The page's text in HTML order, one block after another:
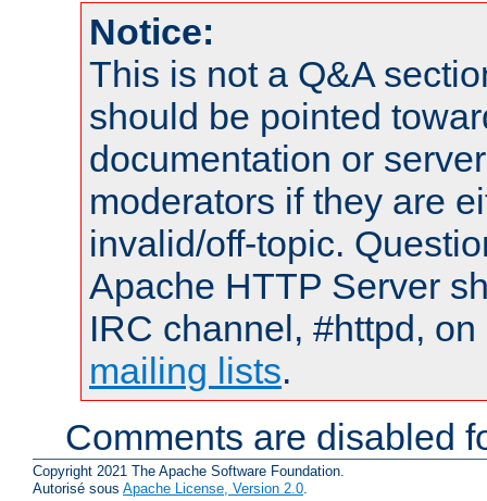
Notice:
This is not a Q&A
should be pointed
documentation or
moderators if they are
invalid/off-topic.
Apache HTTP Server
IRC channel, #httpd,
mailing lists.
Comments are disabled
Copyright 2021 The Apache Software Foundation.
Autorisé sous Apache License, Version 2.0